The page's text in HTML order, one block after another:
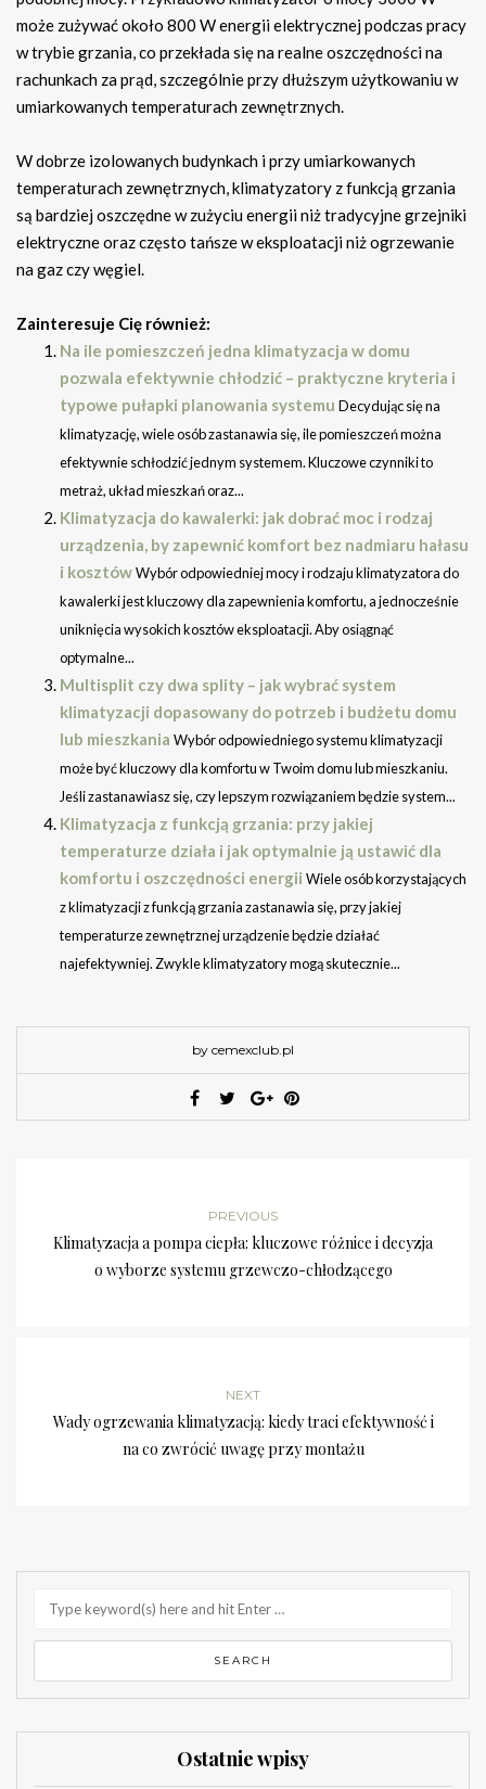
może zużywać około 800 W energii elektrycznej podczas pracy
w trybie grzania, co przekłada się na realne oszczędności na
rachunkach za prąd, szczególnie przy dłuższym użytkowaniu w
umiarkowanych temperaturach zewnętrznych.
W dobrze izolowanych budynkach i przy umiarkowanych
temperaturach zewnętrznych, klimatyzatory z funkcją grzania
są bardziej oszczędne w zużyciu energii niż tradycyjne grzejniki
elektryczne oraz często tańsze w eksploatacji niż ogrzewanie
na gaz czy węgiel.
Zainteresuje Cię również:
Na ile pomieszczeń jedna klimatyzacja w domu
pozwala efektywnie chłodzić – praktyczne kryteria i
typowe pułapki planowania systemu Decydując się na
klimatyzację, wiele osób zastanawia się, ile pomieszczeń można
efektywnie schłodzić jednym systemem. Kluczowe czynniki to
metraż, układ mieszkań oraz...
Klimatyzacja do kawalerki: jak dobrać moc i rodzaj
urządzenia, by zapewnić komfort bez nadmiaru hałasu
i kosztówWybór odpowiedniej mocy i rodzaju klimatyzatora do
kawalerki jest kluczowy dla zapewnienia komfortu, a jednocześnie
uniknięcia wysokich kosztów eksploatacji. Aby osiągnąć
optymalne...
Multisplit czy dwa splity – jak wybrać system
klimatyzacji dopasowany do potrzeb i budżetu domu
lub mieszkania Wybór odpowiedniego systemu klimatyzacji
może być kluczowy dla komfortu w Twoim domu lub mieszkaniu.
Jeśli zastanawiasz się, czy lepszym rozwiązaniem będzie system...
Klimatyzacja z funkcją grzania: przy jakiej
temperaturze działa i jak optymalnie ją ustawić dla
komfortu i oszczędności energii Wiele osób korzystających
z klimatyzacji z funkcją grzania zastanawia się, przy jakiej
temperaturze zewnętrznej urządzenie będzie działać
najefektywniej. Zwykle klimatyzatory mogą skutecznie...
by cemexclub.pl
PREVIOUS
Klimatyzacja a pompa ciepła: kluczowe różnice i decyzja
o wyborze systemu grzewczo-chłodzącego
NEXT
Wady ogrzewania klimatyzacją: kiedy traci efektywność i
na co zwrócić uwagę przy montażu
Ostatnie wpisy